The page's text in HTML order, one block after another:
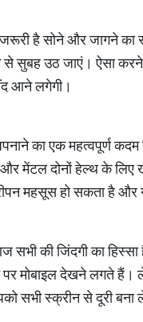
है सोने और जागने का
से सुबह उठ जाएं। ऐसा
आने लगेगी।
का एक महत्वपूर्ण
मेंटल दोनों हेल्थ के लिए
महसूस हो सकता है और
सभी की जिंदगी का
मोबाइल देखने लगते हैं।
सभी स्क्रीन से दूरी बना